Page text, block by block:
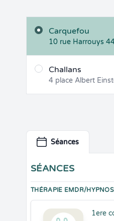
Carquefou
10 rue Harrouys
Challans
4 place Albert
Séances
SÉANCES
THÉRAPIE EMDR/
1ere